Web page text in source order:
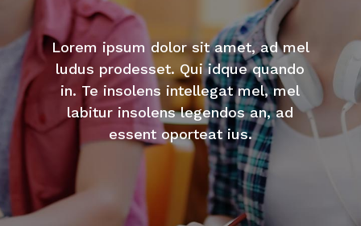
Lorem ipsum dolor sit amet, ad mel
ludus prodesset. Qui idque quando
in. Te insolens intellegat mel, mel
labitur insolens legendos an, ad
essent oporteat ius.